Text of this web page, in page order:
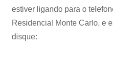
estiver ligando para o
Residencial Monte Carlo, e
disque: